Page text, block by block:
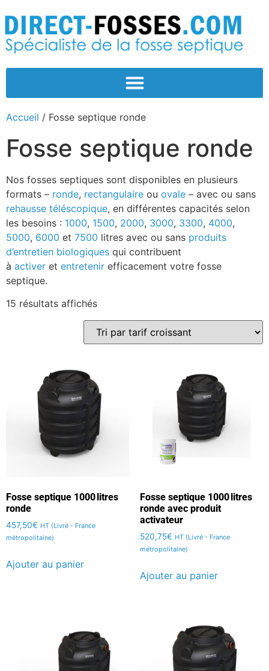
Accueil / Fosse septique ronde
Fosse septique ronde
Nos fosses septiques sont disponibles en plusieurs
formats – ronde, rectangulaire ou ovale – avec ou sans
rehausse téléscopique, en différentes capacités selon
les besoins : 1000, 1500, 2000, 3000, 3300, 4000,
5000, 6000 et 7500 litres avec ou sans produits
d’entretien biologiques qui contribuent
à activer et entretenir efficacement votre fosse
septique.
15 résultats affichés
Fosse septique 1000 litres
ronde
457,50€ HT (Livré - France
métropolitaine)
Ajouter au panier
Fosse septique 1000 litres
ronde avec produit
activateur
520,75€ HT (Livré - France
métropolitaine)
Ajouter au panier